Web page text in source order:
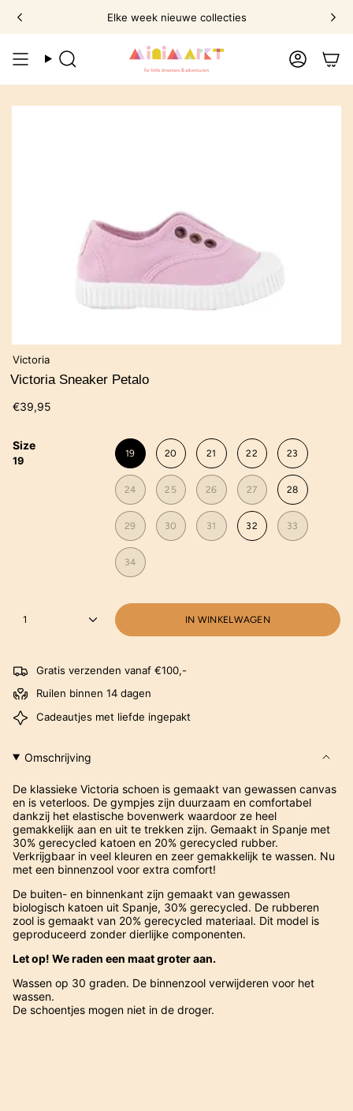
naar
Elke week nieuwe collecties
Zoek Account
Victoria
Victoria Sneaker Petalo
€39,95
Size
19
19 20 21 22 23
24 25 26 27 28
29 30 31 32 33
34
1 IN WINKELWAGEN
Gratis verzenden vanaf €100,-
Ruilen binnen 14 dagen
Cadeautjes met liefde ingepakt
Omschrijving
De klassieke Victoria schoen is gemaakt van gewassen canvas
en is veterloos. De gympjes zijn duurzaam en comfortabel
dankzij het elastische bovenwerk waardoor ze heel
gemakkelijk aan en uit te trekken zijn. Gemaakt in Spanje met
30% gerecycled katoen en 20% gerecycled rubber.
Verkrijgbaar in veel kleuren en zeer gemakkelijk te wassen. Nu
met een binnenzool voor extra comfort!
De buiten- en binnenkant zijn gemaakt van gewassen
biologisch katoen uit Spanje, 30% gerecycled. De rubberen
zool is gemaakt van 20% gerecycled materiaal. Dit model is
geproduceerd zonder dierlijke componenten.
Let op! We raden een maat groter aan.
Wassen op 30 graden. De binnenzool verwijderen voor het
wassen.
De schoentjes mogen niet in de droger.